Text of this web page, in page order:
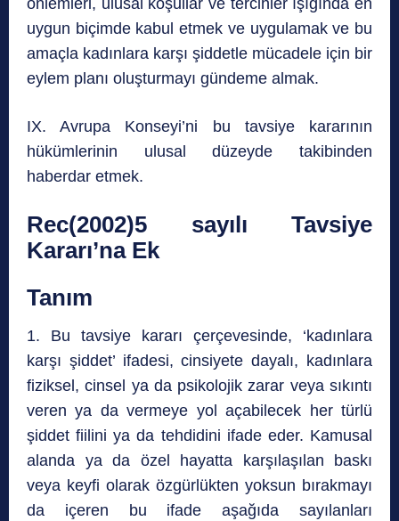
önlemleri, ulusal koşullar ve tercihler ışığında en
uygun biçimde kabul etmek ve uygulamak ve bu
amaçla kadınlara karşı şiddetle mücadele için bir
eylem planı oluşturmayı gündeme almak.
IX. Avrupa Konseyi’ni bu tavsiye kararının
hükümlerinin ulusal düzeyde takibinden
haberdar etmek.
Rec(2002)5 sayılı Tavsiye
Kararı’na Ek
Tanım
1. Bu tavsiye kararı çerçevesinde, ‘kadınlara
karşı şiddet’ ifadesi, cinsiyete dayalı, kadınlara
fiziksel, cinsel ya da psikolojik zarar veya sıkıntı
veren ya da vermeye yol açabilecek her türlü
şiddet fiilini ya da tehdidini ifade eder. Kamusal
alanda ya da özel hayatta karşılaşılan baskı
veya keyfi olarak özgürlükten yoksun bırakmayı
da içeren bu ifade aşağıda sayılanları